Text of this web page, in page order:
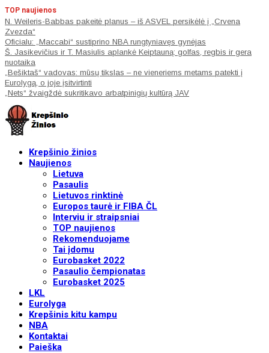
TOP naujienos
N. Weileris-Babbas pakeitė planus – iš ASVEL persikėlė į „Crvena
Zvezda“
Oficialu: „Maccabi“ sustiprino NBA rungtyniavęs gynėjas
Š. Jasikevičius ir T. Masiulis aplankė Keiptauną: golfas, regbis ir gera
nuotaika
„Bešiktaš“ vadovas: mūsų tikslas – ne vieneriems metams patekti į
Eurolygą, o joje įsitvirtinti
„Nets“ žvaigždė sukritikavo arbatpinigių kultūrą JAV
Krepšinio žinios
Naujienos
Lietuva
Pasaulis
Lietuvos rinktinė
Europos taurė ir FIBA ČL
Interviu ir straipsniai
TOP naujienos
Rekomenduojame
Tai įdomu
Eurobasket 2022
Pasaulio čempionatas
Eurobasket 2025
LKL
Eurolyga
Krepšinis kitu kampu
NBA
Kontaktai
Paieška